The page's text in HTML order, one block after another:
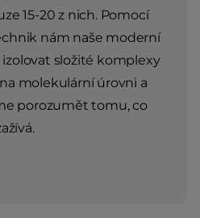
15-20 z nich. Pomocí
nám naše moderní
složité komplexy
molekulární úrovni a
porozumět tomu, co